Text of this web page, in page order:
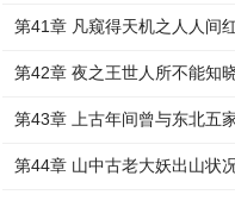
第41章 凡窥得天机之人人间
第42章 夜之王世人所不能知
第43章 上古年间曾与东北五
第44章 山中古老大妖出山状